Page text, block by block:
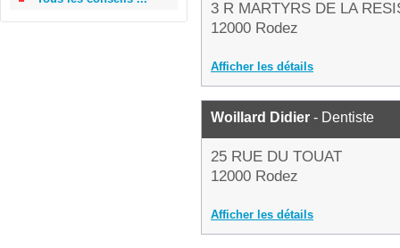
3 R MARTYRS DE LA
12000 Rodez
Afficher les détails
Woillard Didier - Dentiste
25 RUE DU TOUAT
12000 Rodez
Afficher les détails